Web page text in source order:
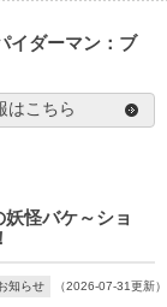
イダーマン：ブ
はこちら
妖怪バケ～ショ
知らせ （2026-07-31更新）